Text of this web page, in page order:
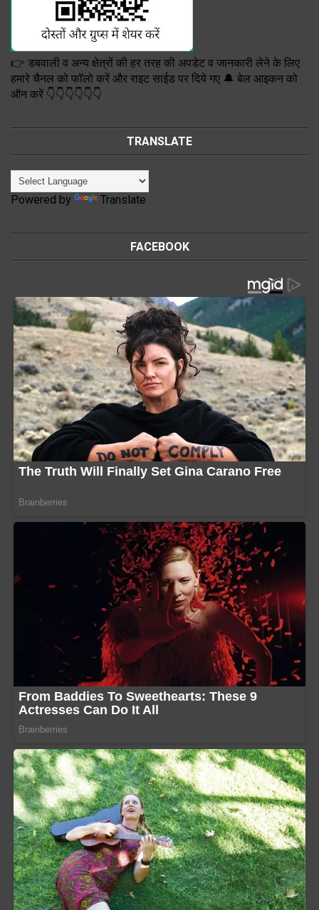
👉 डबवाली व अन्य क्षेत्रों की हर तरह की अपडेट व जानकारी लेने के लिए
हमारे चैनल को फॉलो करें और राइट साईड पर दिये गए 🔔 बेल आइकन को
ऑन करें 👇👇👇👇👇👇
TRANSLATE
Powered by Translate
FACEBOOK